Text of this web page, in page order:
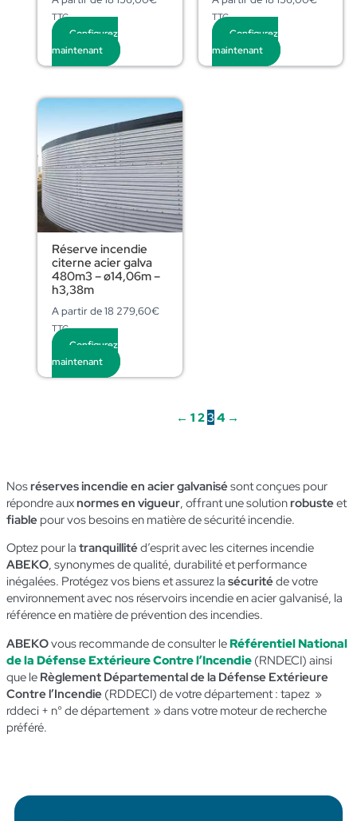
TTC
Configurez
maintenant
TTC
Configurez
maintenant
Réserve incendie
citerne acier galva
480m3 – ø14,06m –
h3,38m
A partir de18 279,60€
TTC
Configurez
maintenant
← 1 23 4 →
Nosréserves incendie en acier galvanisésont conçues pour
répondre auxnormes en vigueur, offrant une solutionrobusteet
fiablepour vos besoins en matière de sécurité incendie.
Optez pour la tranquillitéd’esprit avec les citernes incendie
ABEKO, synonymes de qualité, durabilité et performance
inégalées. Protégez vos biens et assurez la sécuritéde votre
environnement avec nos réservoirs incendie en acier galvanisé, la
référence en matière de prévention des incendies.
ABEKOvous recommande de consulter leRéférentiel National
de la Défense Extérieure Contre l’Incendie(RNDECI) ainsi
que le Règlement Départemental de la Défense Extérieure
Contre l’Incendie(RDDECI) de votre département : tapez »
rddeci + n° de département » dans votre moteur de recherche
préféré.